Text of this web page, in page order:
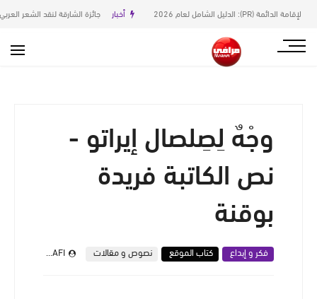
أخبار جائزة الشارقة لنقد الشعر العربي في دورتها السادسة
وجْهٌ لِصِلصال إيراتو -
نص الكاتبة فريدة
بوقنة
فكر و إبداع كتاب الموقع نصوص و مقالات MARAFI